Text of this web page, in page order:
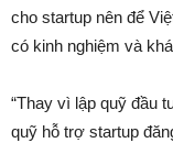
cho startup nên để
có kinh nghiệm và
“Thay vì lập quỹ đầu
quỹ hỗ trợ startup